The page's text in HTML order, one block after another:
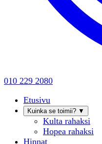
010 229 2080
Etusivu
Kuinka se toimii? ▼
Kulta rahaksi
Hopea rahaksi
Hinnat